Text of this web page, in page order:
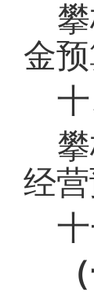
金
经